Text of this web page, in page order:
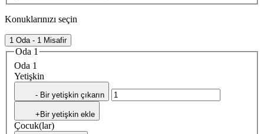
Konuklarınızı seçin
1 Oda - 1 Misafir
Oda 1
Oda 1
Yetişkin
- Bir yetişkin çıkarın
+Bir yetişkin ekle
Çocuk(lar)